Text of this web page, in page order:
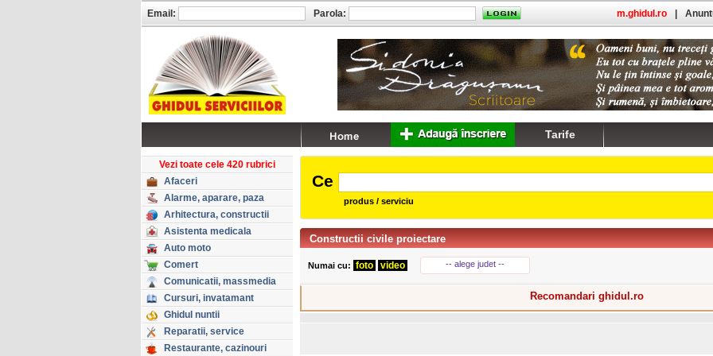
Vezi toate cele 420 rubrici
Afaceri
Alarme, aparare, paza
Arhitectura, constructii
Asistenta medicala
Auto moto
Comert
Comunicatii, massmedia
Cursuri, invatamant
Ghidul nuntii
Reparatii, service
Restaurante, cazinouri
Ce
produs / serviciu
Constructii civile proiectare
Numai cu: foto video -- alege judet --
Recomandari ghidul.ro
Email: Parola: m.ghidul.ro
Tarife